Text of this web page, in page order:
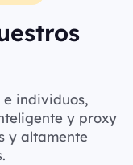
individuos,
y proxy
y altamente